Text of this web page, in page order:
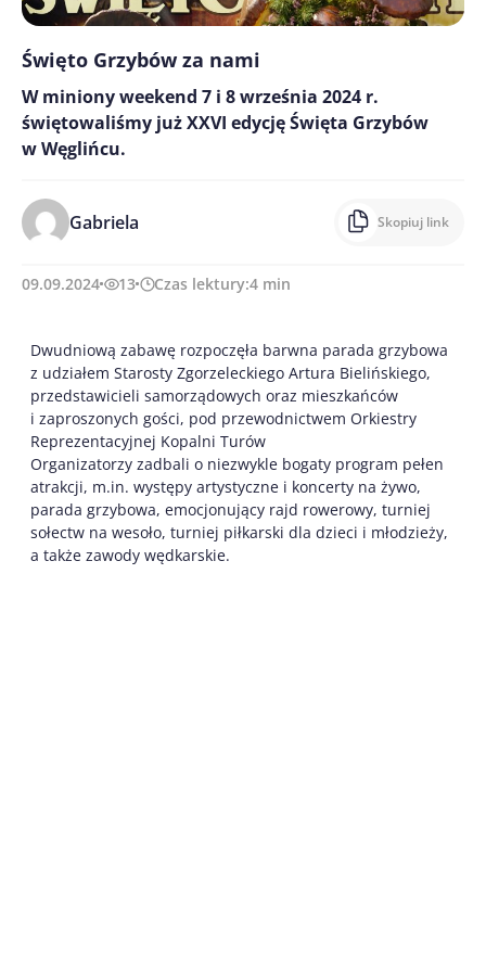
Święto Grzybów za nami
W miniony weekend 7 i 8 września 2024 r.
świętowaliśmy już XXVI edycję Święta Grzybów
w Węglińcu.
Gabriela Skopiuj link
09.09.2024 13 Czas lektury:4 min
Dwudniową zabawę rozpoczęła barwna parada grzybowa
z udziałem Starosty Zgorzeleckiego Artura Bielińskiego,
przedstawicieli samorządowych oraz mieszkańców
i zaproszonych gości, pod przewodnictwem Orkiestry
Reprezentacyjnej Kopalni Turów
Organizatorzy zadbali o niezwykle bogaty program pełen
atrakcji, m.in. występy artystyczne i koncerty na żywo,
parada grzybowa, emocjonujący rajd rowerowy, turniej
sołectw na wesoło, turniej piłkarski dla dzieci i młodzieży,
a także zawody wędkarskie.